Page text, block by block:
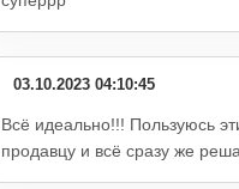
03.10.2023 04:10:45
Всё идеально!!! Пользуюсь
продавцу и всё сразу же